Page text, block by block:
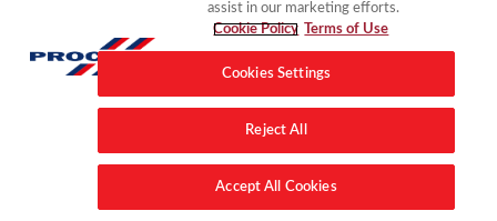
behalve zoals vereist door de wet. Niettegenstaande het
voorgaande kan het BEDRIJF billijke schadevergoeding,
inclusief voorlopig en permanent bevel, eisen bij elke
bevoegde rechtbank om verduistering, misbruik,
ongeoorloofde openbaarmaking of inbreuk op IE-rechten
assist in our marketing efforts.
Cookie Policy Terms of Use
Cookies Settings
Reject All
Accept All Cookies